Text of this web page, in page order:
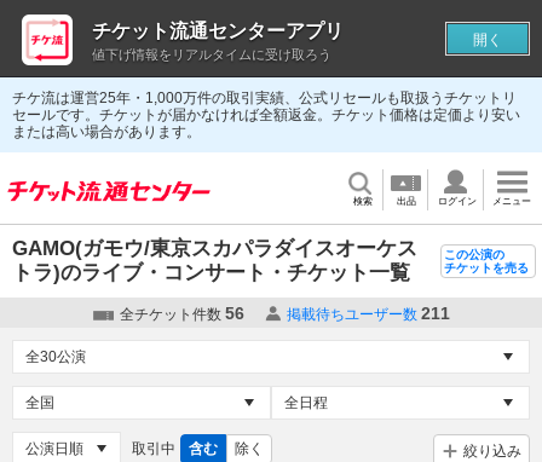
チケ流は運営25年・1,000万件の取引実績、公式リセールも取扱うチケットリ
セールです。チケットが届かなければ全額返金。チケット価格は定価より安い
または高い場合があります。
検索 出品 ログイン メニュー
GAMO(ガモウ/東京スカパラダイスオーケス
トラ)のライブ・コンサート・チケット一覧
この公演の
チケットを売る
全チケット件数 56 掲載待ちユーザー数 211
取引中 含む 除く 絞り込み
チケット流通センターアプリ
値下げ情報をリアルタイムに受け取ろう
開く